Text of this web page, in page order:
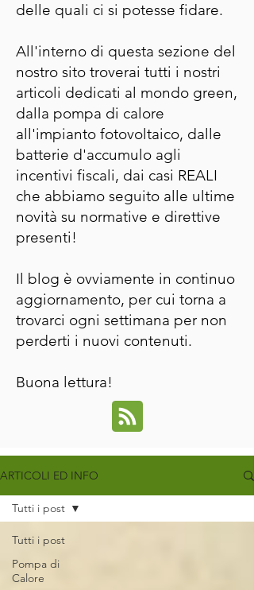
delle quali ci si potesse fidare.
All'interno di questa sezione del
nostro sito troverai tutti i nostri
articoli dedicati al mondo green,
dalla pompa di calore
all'impianto fotovoltaico, dalle
batterie d'accumulo agli
incentivi fiscali, dai casi REALI
che abbiamo seguito alle ultime
novità su normative e direttive
presenti!
Il blog è ovviamente in continuo
aggiornamento, per cui torna a
trovarci ogni settimana per non
perderti i nuovi contenuti.
Buona lettura!
ARTICOLI ED INFO
Tutti i post
Pompa di
Calore
Tutti i post